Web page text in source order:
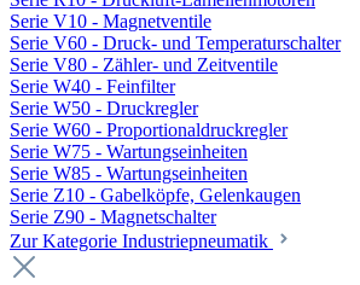
Serie V10 - Magnetventile
Serie V60 - Druck- und Temperaturschalter
Serie V80 - Zähler- und Zeitventile
Serie W40 - Feinfilter
Serie W50 - Druckregler
Serie W60 - Proportionaldruckregler
Serie W75 - Wartungseinheiten
Serie W85 - Wartungseinheiten
Serie Z10 - Gabelköpfe, Gelenkaugen
Serie Z90 - Magnetschalter
Zur Kategorie Industriepneumatik